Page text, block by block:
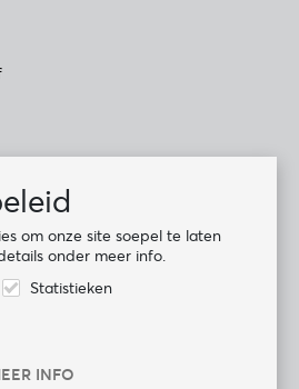
om onze site soepel te laten
onder meer info.
Statistieken
INFO